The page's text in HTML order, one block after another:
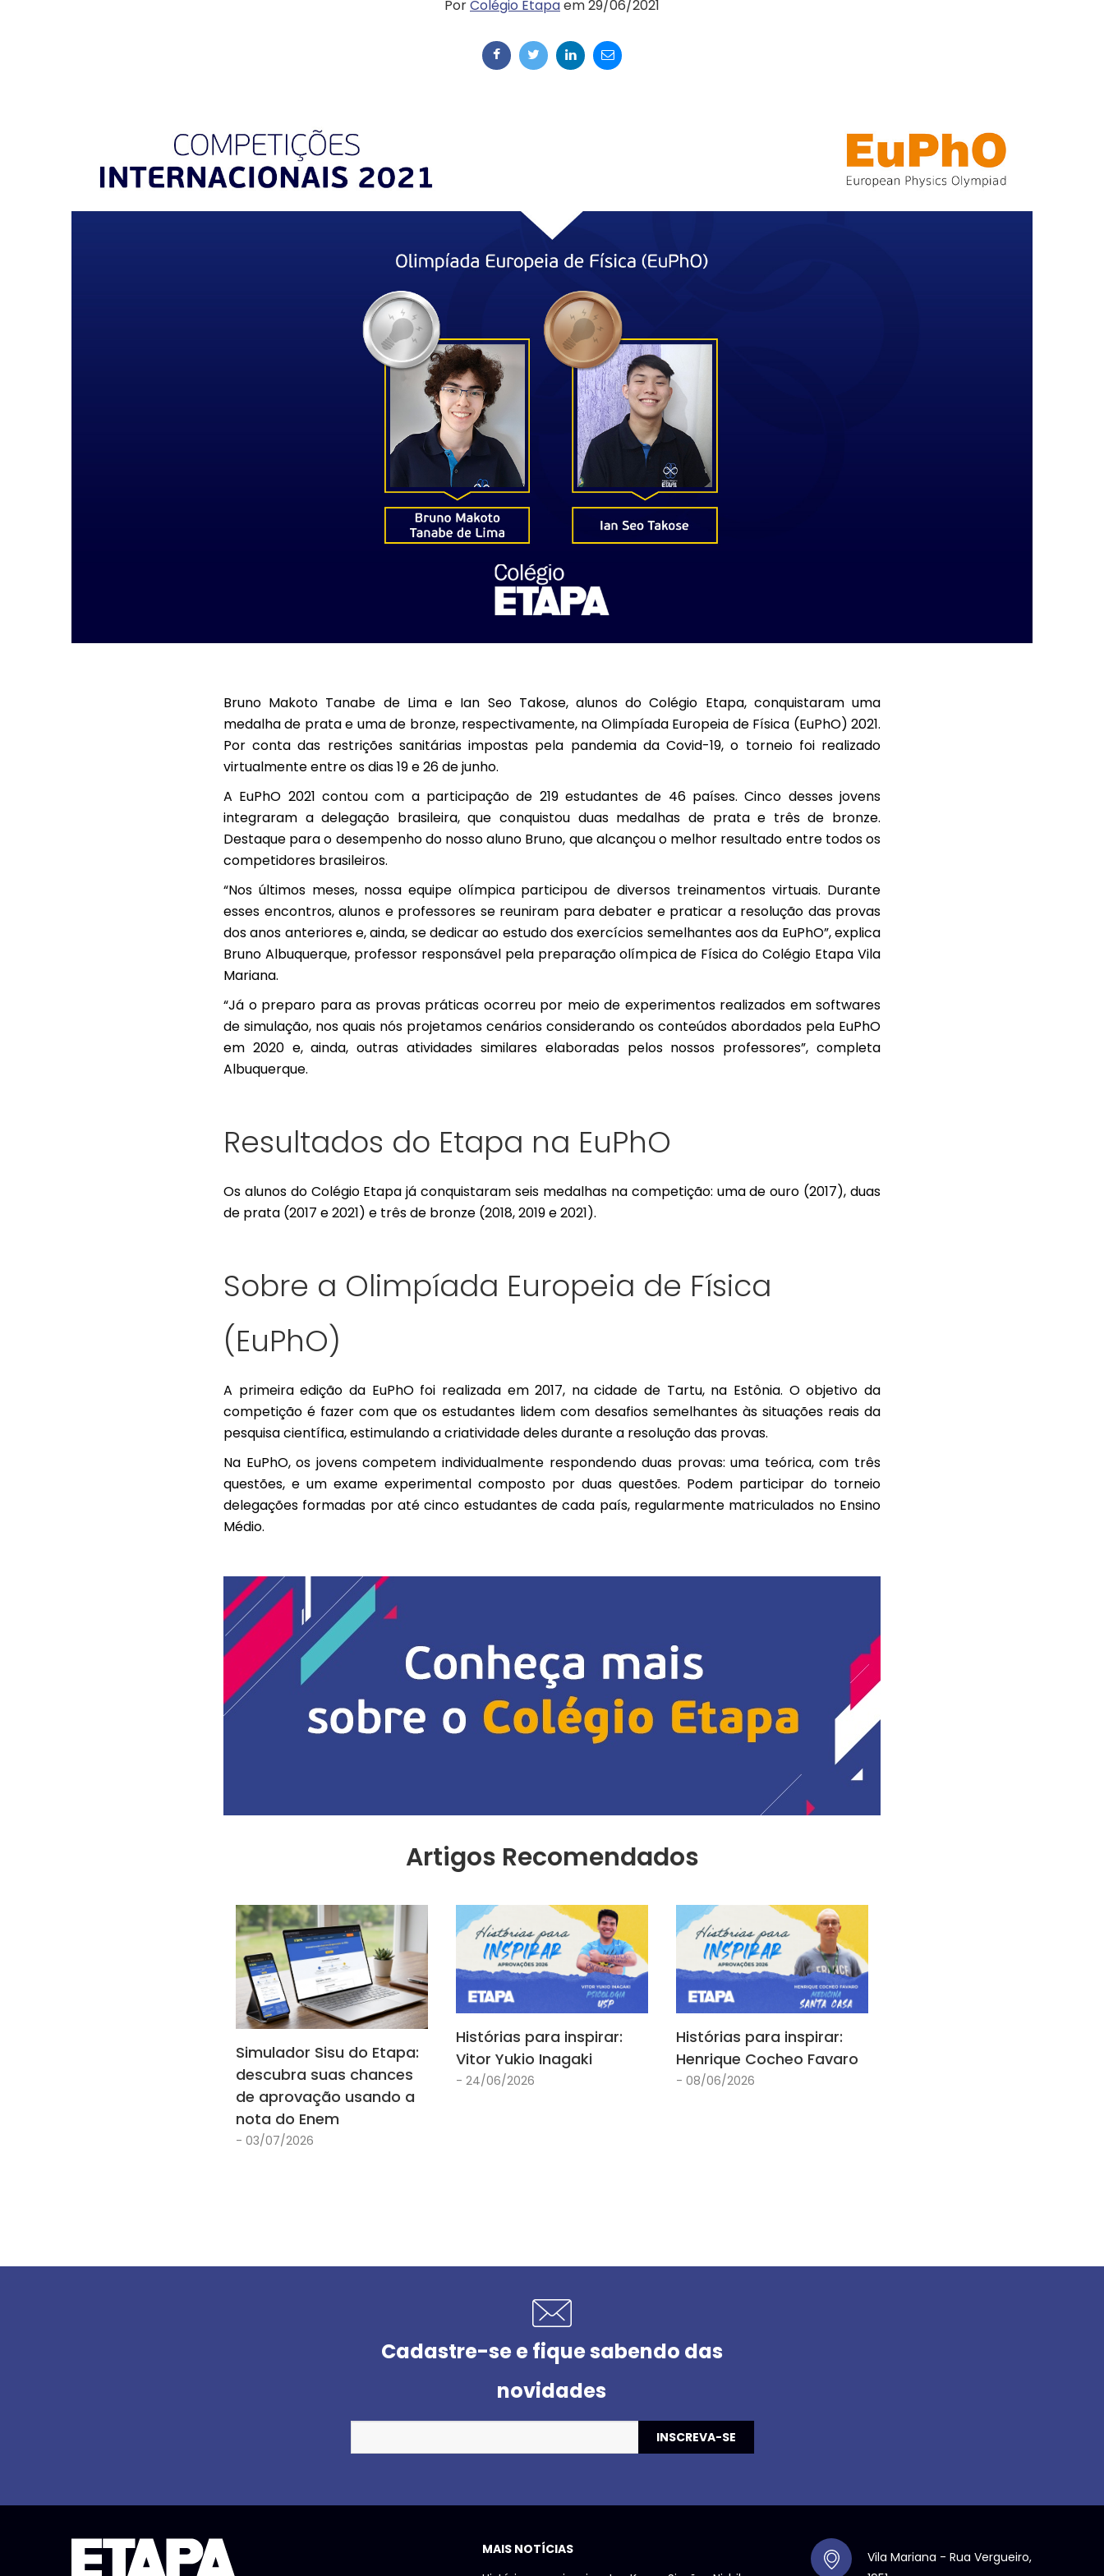
PorColégio Etapaem 29/06/2021
Bruno Makoto Tanabe de Lima e Ian Seo Takose, alunos do Colégio Etapa, conquistaram uma
medalha de prata e uma de bronze, respectivamente, na Olimpíada Europeia de Física (EuPhO) 2021.
Por conta das restrições sanitárias impostas pela pandemia da Covid-19, o torneiofoi realizado
virtualmente entre os dias19 e 26 de junho.
A EuPhO 2021 contou com a participação de 219 estudantes de 46 países. Cinco desses jovens
integraram a delegação brasileira, que conquistou duas medalhas de prata e três de bronze.
Destaque para o desempenho do nosso aluno Bruno, que alcançou o melhor resultado entre todos os
competidores brasileiros.
“Nos últimos meses, nossa equipe olímpica participou de diversos treinamentos virtuais. Durante
esses encontros, alunos e professores se reuniram para debater e praticar a resolução das provas
dos anos anteriores e, ainda, se dedicar ao estudo dos exercícios semelhantes aos da EuPhO”, explica
Bruno Albuquerque, professor responsável pela preparação olímpica de Física do Colégio Etapa Vila
Mariana.
“Já o preparo para as provas práticas ocorreu por meio de experimentos realizados em softwares
de simulação, nos quais nós projetamos cenários considerando os conteúdos abordados pela EuPhO
em 2020 e, ainda, outras atividades similares elaboradas pelos nossos professores”, completa
Albuquerque.
Resultados do Etapa na EuPhO
Os alunos do Colégio Etapa já conquistaram seis medalhas na competição: uma de ouro (2017), duas
de prata (2017 e 2021) e três de bronze (2018,2019e 2021).
Sobre a Olimpíada Europeia de Física
(EuPhO)
A primeira edição da EuPhO foi realizada em 2017, na cidade de Tartu, na Estônia. O objetivo da
competição é fazer com que os estudantes lidem com desafios semelhantes às situações reais da
pesquisa científica, estimulando a criatividade deles durante a resolução das provas.
Na EuPhO, os jovens competem individualmente respondendo duas provas: uma teórica, com três
questões, e um exame experimental composto por duas questões. Podem participar do torneio
delegações formadas por até cinco estudantes de cada país, regularmente matriculados no Ensino
Médio.
Artigos Recomendados
Simulador Sisu do Etapa:
descubra suas chances
de aprovação usando a
nota do Enem
- 03/07/2026
Histórias para inspirar:
Vitor Yukio Inagaki
- 24/06/2026
Histórias para inspirar:
Henrique Cocheo Favaro
- 08/06/2026
Cadastre-se e fique sabendo das
novidades
MAIS NOTÍCIAS
Vila Mariana - Rua Vergueiro,